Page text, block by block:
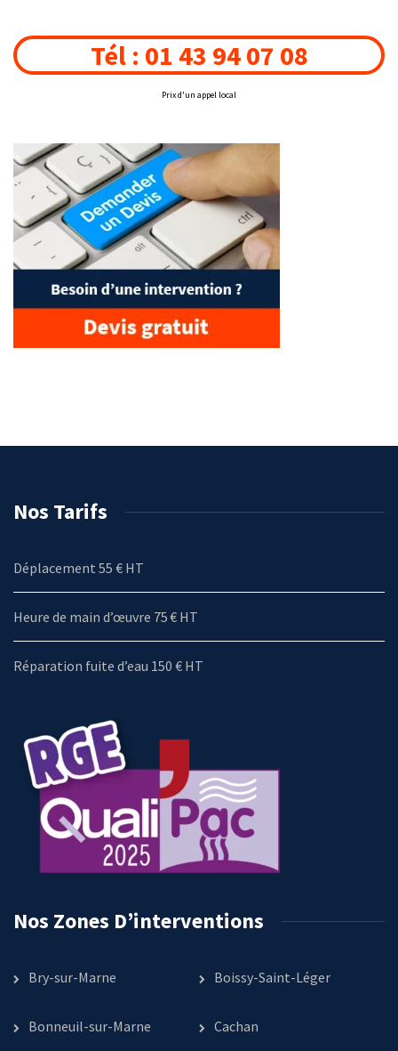
Tél : 01 43 94 07 08
Prix d'un appel local
Nos Tarifs
Déplacement 55 € HT
Heure de main d’œuvre 75 € HT
Réparation fuite d’eau 150 € HT
Nos Zones D’interventions
Bry-sur-Marne Boissy-Saint-Léger
Bonneuil-sur-Marne Cachan